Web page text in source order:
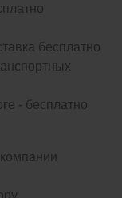
бесплатно
- бесплатно